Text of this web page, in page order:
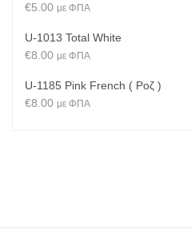
€5.00 με ΦΠΑ
U-1013 Total White
€8.00 με ΦΠΑ
U-1185 Pink French ( Ροζ )
€8.00 με ΦΠΑ